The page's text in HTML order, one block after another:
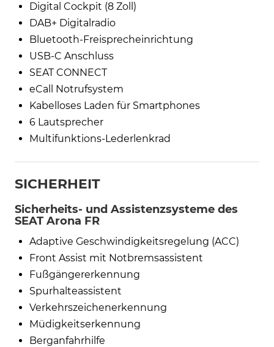
Digital Cockpit (8 Zoll)
DAB+ Digitalradio
Bluetooth-Freisprecheinrichtung
USB-C Anschluss
SEAT CONNECT
eCall Notrufsystem
Kabelloses Laden für Smartphones
6 Lautsprecher
Multifunktions-Lederlenkrad
SICHERHEIT
Sicherheits- und Assistenzsysteme des
SEAT Arona FR
Adaptive Geschwindigkeitsregelung (ACC)
Front Assist mit Notbremsassistent
Fußgängererkennung
Spurhalteassistent
Verkehrszeichenerkennung
Müdigkeitserkennung
Berganfahrhilfe